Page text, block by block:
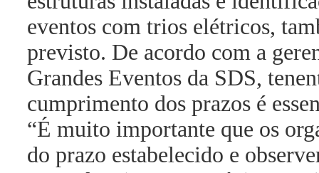
eventos com trios elétricos,
previsto. De acordo com a
Grandes Eventos da SDS,
cumprimento dos prazos é
“É muito importante que os
do prazo estabelecido e